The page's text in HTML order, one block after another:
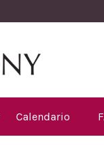
Calendario